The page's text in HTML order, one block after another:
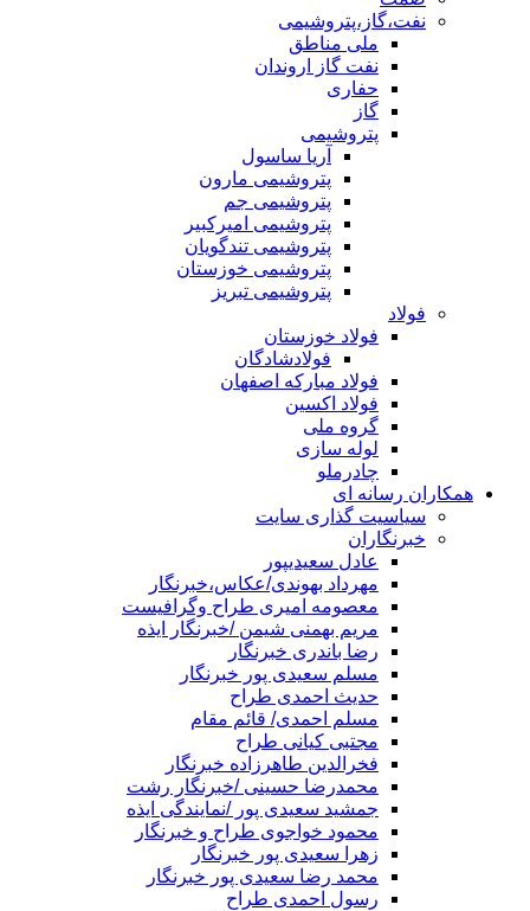
نفت،گاز،پتروشیمی
ملی مناطق
نفت گاز اروندان
حفاری
گاز
پتروشیمی
آریا ساسول
پتروشیمی مارون
پتروشیمی جم
پتروشیمی امیرکبیر
پتروشیمی تندگویان
پتروشیمی خوزستان
پتروشیمی تبریز
فولاد
فولاد خوزستان
فولادشادگان
فولاد مبارکه اصفهان
فولاد اکسین
گروه ملی
لوله سازی
چادرملو
همکاران رسانه ای
سیاسیت گذاری سایت
خبرنگاران
عادل سعیدیپور
مهرداد بهوندی/عکاس،خبرنگار
معصومه امیری طراح وگرافیست
مریم بهمنی شیمن /خبرنگار ایذه
رضا باندری خبرنگار
مسلم سعیدی پور خبرنگار
حدیث احمدی طراح
مسلم احمدی/ قائم مقام
مجتبی کیانی طراح
فخرالدین طاهرزاده خبرنگار
محمدرضا حسینی /خبرنگار رشت
جمشید سعیدی پور /نمایندگی ایذه
محمود خواجوی طراح و خبرنگار
زهرا سعیدی پور خبرنگار
محمد رضا سعیدی پور خبرنگار
رسول احمدی طراح